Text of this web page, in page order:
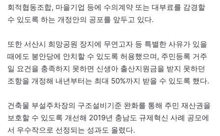
회적협동조합, 마을기업 등에 수의계약 또는 대부료를 감경할
수 있도록 하는 개정안의 공포를 앞두고 있다.
또한 서산시 희망공원 장지에 무연고자 등 특별한 사유가 있을
때에도 봉안당에 안치할 수 있도록 허용했으며, 주민등록 거주
일 요건을 충족하지 못하면 신생아 출산지원금을 받지 못하던
조항을 개정해 내년부터는 최대 50%까지 받을 수 있도록 했다.
건축물 부설주차장의 구조설비기준 완화를 통해 주민 재산권을
보호할 수 있도록 개선해 2019년 충남도 규제혁신 사례 공모에
서 우수작으로 선정되는 성과도 올렸다.